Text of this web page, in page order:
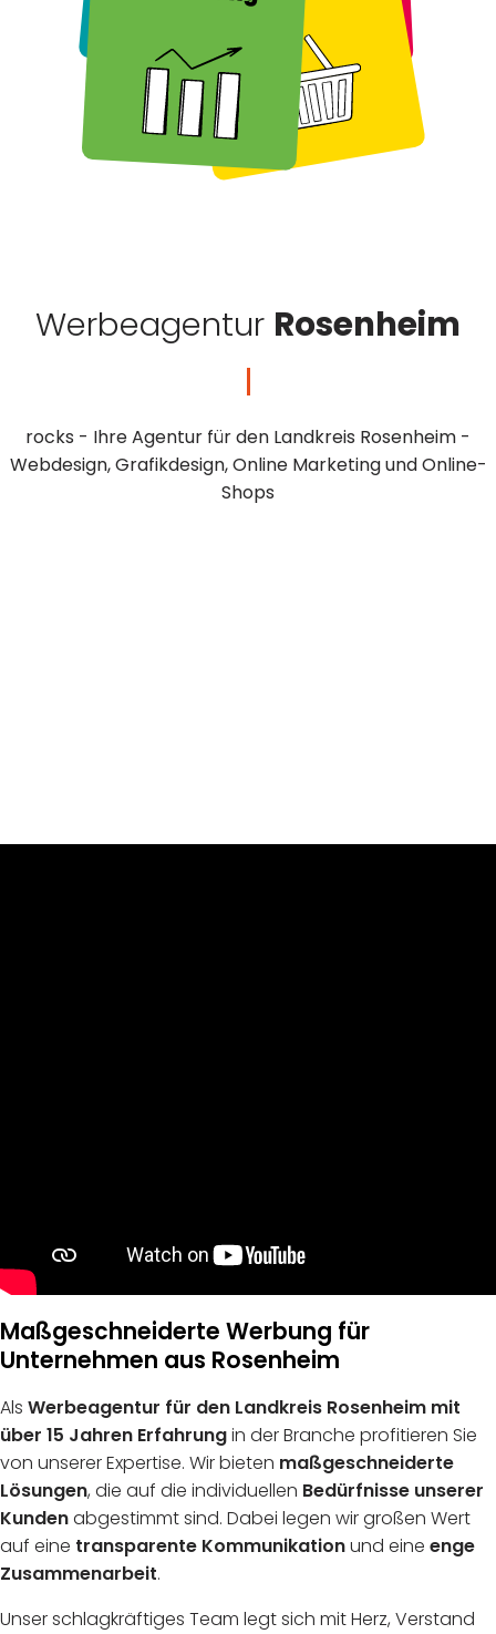
Werbeagentur Rosenheim
rocks - Ihre Agentur für den Landkreis Rosenheim -
Webdesign, Grafikdesign, Online Marketing und Online-
Shops
Maßgeschneiderte Werbung für
Unternehmen aus Rosenheim
Als Werbeagentur für den Landkreis Rosenheim mit
über 15 Jahren Erfahrungin der Branche profitieren Sie
von unserer Expertise. Wir bieten maßgeschneiderte
Lösungen, die auf die individuellen Bedürfnisse unserer
Kundenabgestimmt sind. Dabei legen wir großen Wert
auf eine transparente Kommunikationund eine enge
Zusammenarbeit.
Unser schlagkräftiges Team legt sich mit Herz, Verstand